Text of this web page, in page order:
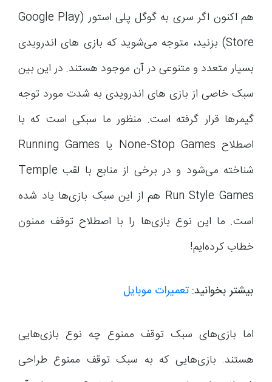
هم اکنون اگر سری به گوگل پلی استور (Google Play
Store) بزنید، متوجه می‌شوید که بازی های اندرویدی
بسیار متعدد و متنوعی در آن موجود هستند. در این بین
سبک خاصی از بازی های اندرویدی به شدت مورد توجه
گیمرها قرار گرفته است. منظور ما سبکی است که با
اصطلاح None-Stop Games یا Running Games
شناخته می‌شود و در برخی از منابع با لقب Temple
Run Style Games هم از این سبک بازی‌ها یاد شده
است. ما این نوع بازی‌ها را با اصطلاح توقف ممنون
خطاب کرده‌ایم!
بیشتر بخوانید: تعمیرات موبایل
اما بازی‌های سبک توقف ممنوع چه نوع بازی‌هایی
هستند. بازی‌هایی که به سبک توقف ممنوع طراحی